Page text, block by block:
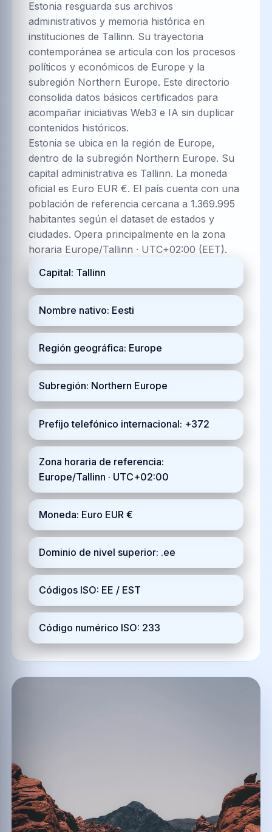
Estonia resguarda sus archivos
administrativos y memoria histórica en
instituciones de Tallinn. Su trayectoria
contemporánea se articula con los procesos
políticos y económicos de Europe y la
subregión Northern Europe. Este directorio
consolida datos básicos certificados para
acompañar iniciativas Web3 e IA sin duplicar
contenidos históricos.
Estonia se ubica en la región de Europe,
dentro de la subregión Northern Europe. Su
capital administrativa es Tallinn. La moneda
oficial es Euro EUR €. El país cuenta con una
población de referencia cercana a 1.369.995
habitantes según el dataset de estados y
ciudades. Opera principalmente en la zona
horaria Europe/Tallinn · UTC+02:00 (EET).
Capital: Tallinn
Nombre nativo: Eesti
Región geográfica: Europe
Subregión: Northern Europe
Prefijo telefónico internacional: +372
Zona horaria de referencia:
Europe/Tallinn · UTC+02:00
Moneda: Euro EUR €
Dominio de nivel superior: .ee
Códigos ISO: EE / EST
Código numérico ISO: 233